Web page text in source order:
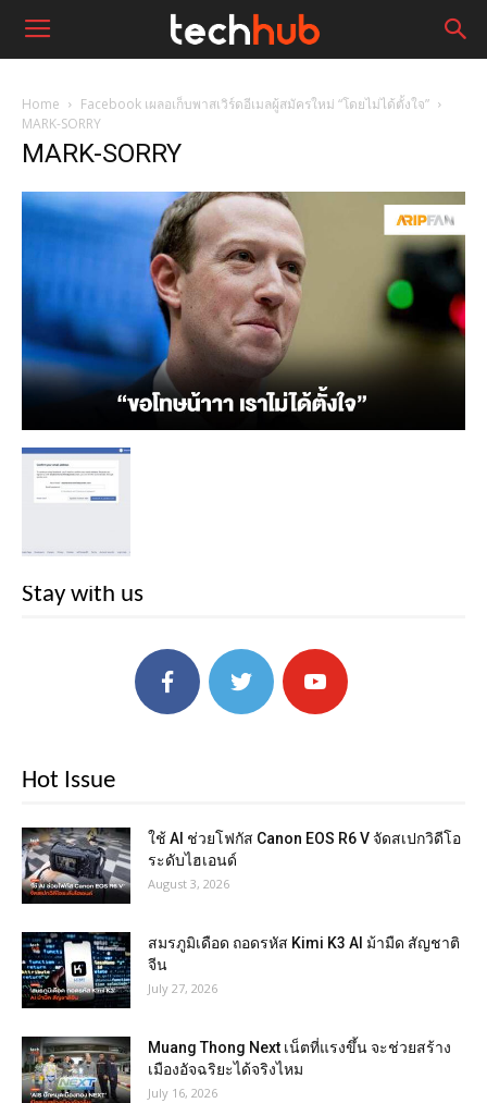
Home
Facebook เผลอเก็บพาสเวิร์ดอีเมลผู้สมัครใหม่ “โดยไม่ได้ตั้งใจ”
MARK-SORRY
MARK-SORRY
Stay with us
Hot Issue
ใช้ AI ช่วยโฟกัส Canon EOS R6 V จัดสเปกวิดีโอ
ระดับไฮเอนด์
August 3, 2026
สมรภูมิเดือด ถอดรหัส Kimi K3 AI ม้ามืด สัญชาติ
จีน
July 27, 2026
Muang Thong Next เน็ตที่แรงขึ้น จะช่วยสร้าง
เมืองอัจฉริยะได้จริงไหม
July 16, 2026